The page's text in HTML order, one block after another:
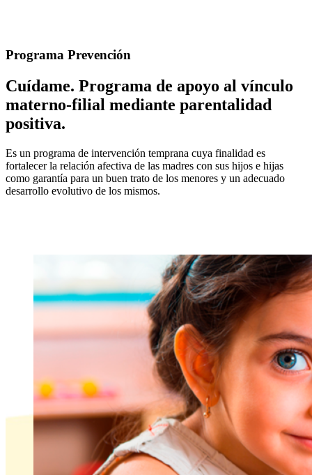
Programa Prevención
Cuídame. Programa de apoyo al vínculo
materno-filial mediante parentalidad
positiva.
Es un programa de intervención temprana cuya finalidad es
fortalecer la relación afectiva de las madres con sus hijos e hijas
como garantía para un buen trato de los menores y un adecuado
desarrollo evolutivo de los mismos.